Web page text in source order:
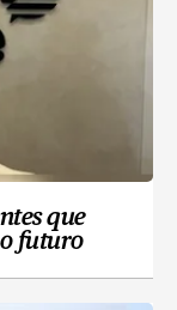
que
futuro